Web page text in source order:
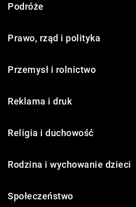
Podróże
Prawo, rząd i polityka
Przemysł i rolnictwo
Reklama i druk
Religia i duchowość
Rodzina i wychowanie dzieci
Społeczeństwo